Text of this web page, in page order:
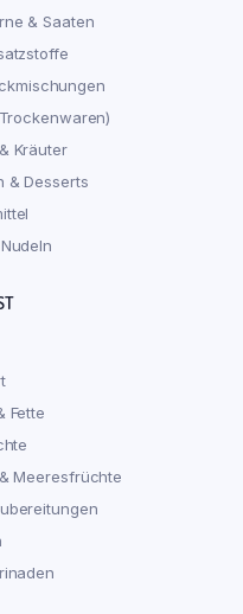
& Saaten
Kräuter
& Desserts
Fette
Meeresfrüchte